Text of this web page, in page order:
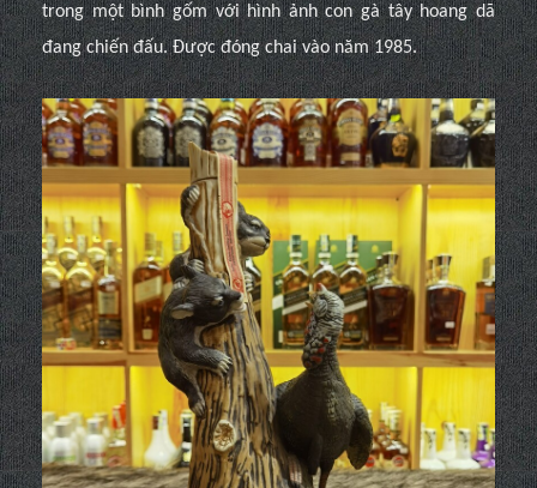
trong một bình gốm với hình ảnh con gà tây hoang dã
đang chiến đấu. Được đóng chai vào năm 1985.